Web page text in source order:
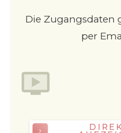
Die Zugangsdaten
per